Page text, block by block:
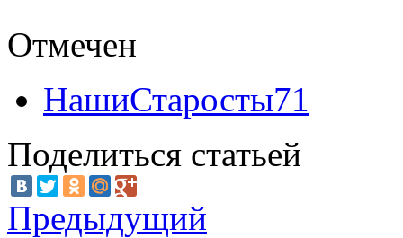
Отмечен
НашиСтаросты71
Поделиться статьей
Предыдущий